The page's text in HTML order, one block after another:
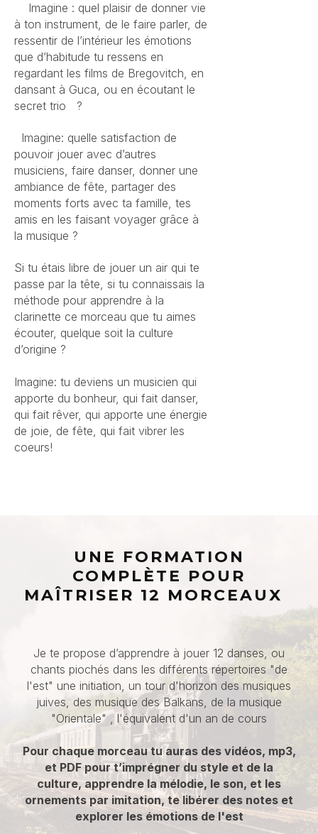
Imagine : quel plaisir de donner vie
à ton instrument, de le faire parler, de
ressentir de l’intérieur les émotions
que d’habitude tu ressens en
regardant les films de Bregovitch, en
dansant à Guca, ou en écoutant le
secret trio ?
Imagine: quelle satisfaction de
pouvoir jouer avec d’autres
musiciens, faire danser, donner une
ambiance de fête, partager des
moments forts avec ta famille, tes
amis en les faisant voyager grâce à
la musique ?
Si tu étais libre de jouer un air qui te
passe par la tête, si tu connaissais la
méthode pour apprendre à la
clarinette ce morceau que tu aimes
écouter, quelque soit la culture
d’origine ?
Imagine: tu deviens un musicien qui
apporte du bonheur, qui fait danser,
qui fait rêver, qui apporte une énergie
de joie, de fête, qui fait vibrer les
coeurs!
UNE FORMATION
COMPLÈTE POUR
MAÎTRISER 12 MORCEAUX
Je te propose d’apprendre à jouer 12 danses, ou
chants piochés dans les différents répertoires "de
l'est" une initiation, un tour d'horizon des musiques
juives, des musique des Balkans, de la musique
"Orientale" , l'équivalent d'un an de cours
Pour chaque morceau tu auras des vidéos, mp3,
et PDF pour t’imprégner du style et de la
culture, apprendre la mélodie, le son, et les
ornements par imitation, te libérer des notes et
explorer les émotions de l'est